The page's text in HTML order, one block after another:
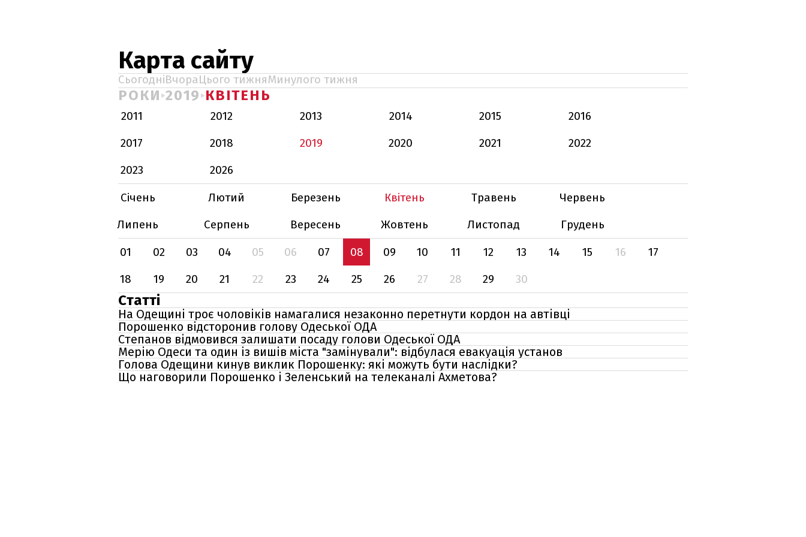
Карта сайту
СьогодніВчораЦього тижняМинулого тижня
РОКИ 2019 КВІТЕНЬ
2011 2012 2013 2014 2015
2016
2017
2018 2019 2020 2021
2022
2023
2026
Січень
Лютий Березень Квітень Травень
Червень
Липень
Серпень Вересень Жовтень Листопад
Грудень
01
02 03 04 05 06 07 08 09 10 11 12 13 14 15 16
17
18
19 20 21 22 23 24 25 26 27 28 29 30
Статті
На Одещині троє чоловіків намагалися незаконно перетнути кордон на автівці
Порошенко відсторонив голову Одеської ОДА
Степанов відмовився залишати посаду голови Одеської ОДА
Мерію Одеси та один із вишів міста "замінували": відбулася евакуація установ
​​Голова Одещини кинув виклик Порошенку: які можуть бути наслідки?
Що наговорили Порошенко і Зеленський на телеканалі Ахметова?